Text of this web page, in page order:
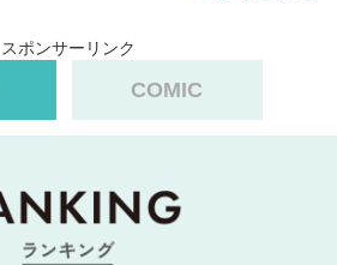
スポンサーリンク
COMIC